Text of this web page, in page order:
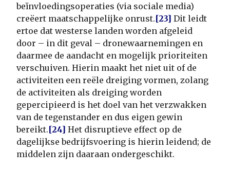
beïnvloedingsoperaties (via sociale media)
creëert maatschappelijke onrust.[23] Dit leidt
ertoe dat westerse landen worden afgeleid
door – in dit geval – dronewaarnemingen en
daarmee de aandacht en mogelijk prioriteiten
verschuiven. Hierin maakt het niet uit of de
activiteiten een reële dreiging vormen, zolang
de activiteiten als dreiging worden
gepercipieerd is het doel van het verzwakken
van de tegenstander en dus eigen gewin
bereikt.[24] Het disruptieve effect op de
dagelijkse bedrijfsvoering is hierin leidend; de
middelen zijn daaraan ondergeschikt.